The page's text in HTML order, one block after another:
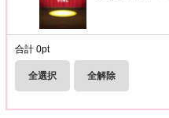
合計 0pt
全選択 全解除